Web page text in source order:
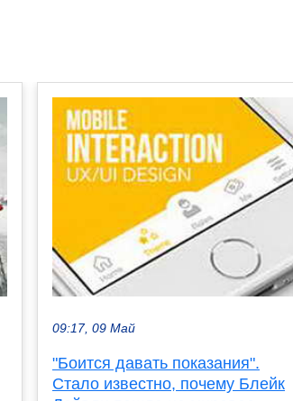
09:17, 09 Май
"Боится давать показания".
Стало известно, почему Блейк